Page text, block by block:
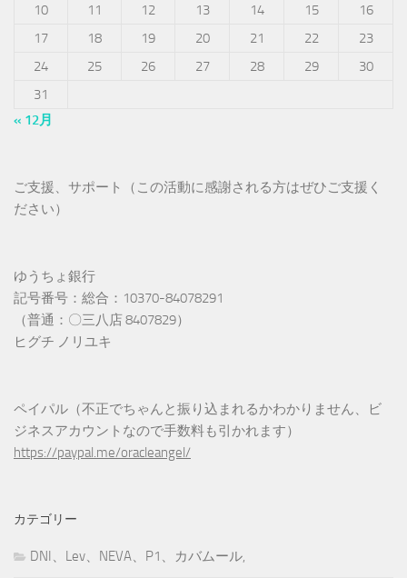
10
11 12 13 14 15
16
17
18 19 20 21 22
23
24
25 26 27 28 29
30
31
« 12月
ご支援、サポート（この活動に感謝される方はぜひご支援く
ださい）
ゆうちょ銀行
記号番号：総合：10370-84078291
（普通：〇三八店 8407829）
ヒグチ ノリユキ
ペイパル（不正でちゃんと振り込まれるかわかりません、ビ
ジネスアカウントなので手数料も引かれます）
https://paypal.me/oracleangel/
カテゴリー
DNI、Lev、NEVA、P1、カバムール,